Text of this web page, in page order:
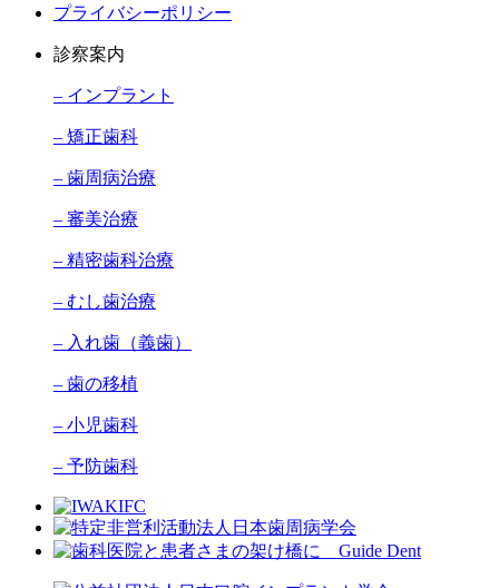
プライバシーポリシー
診察案内
– インプラント
– 矯正歯科
– 歯周病治療
– 審美治療
– 精密歯科治療
– むし歯治療
– 入れ歯（義歯）
– 歯の移植
– 小児歯科
– 予防歯科